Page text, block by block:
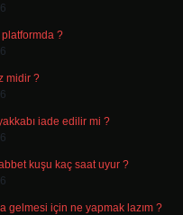
?
midir ?
iade edilir mi ?
kuşu kaç saat uyur ?
gelmesi için ne yapmak lazım ?